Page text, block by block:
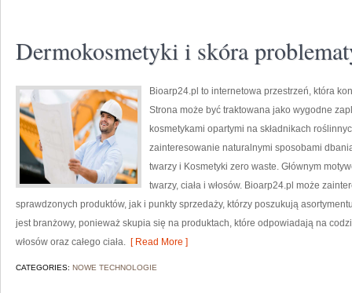
Dermokosmetyki i skóra
Bioarp24.pl to internetowa przestrzeń, która
Strona może być traktowana jako wygodne
kosmetykami opartymi na składnikach
zainteresowanie naturalnymi sposobami
twarzy i Kosmetyki zero waste. Głównym
twarzy, ciała i włosów. Bioarp24.pl może
sprawdzonych produktów, jak i punkty sprzedaży, którzy poszukują
jest branżowy, ponieważ skupia się na produktach, które odpowiadają na
włosów oraz całego ciała. [ Read More ]
CATEGORIES: NOWE TECHNOLOGIE